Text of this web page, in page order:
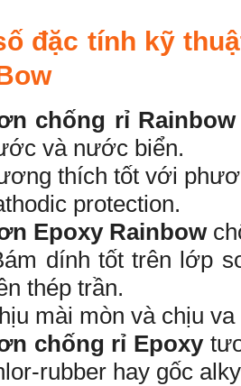
đặc tính kỹ
chống rỉ Rainbow
và nước biển.
thích tốt với
protection.
Epoxy Rainbow
dính tốt trên lớp
thép trần.
mài mòn và chịu
chống rỉ Epoxy
rubber hay gốc